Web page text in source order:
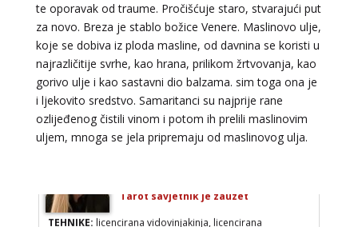
te oporavak od traume. Pročišćuje staro, stvarajući put
za novo. Breza je stablo božice Venere. Maslinovo ulje,
koje se dobiva iz ploda masline, od davnina se koristi u
najrazličitije svrhe, kao hrana, prilikom žrtvovanja, kao
gorivo ulje i kao sastavni dio balzama. sim toga ona je
i ljekovito sredstvo. Samaritanci su najprije rane
ozlijeđenog čistili vinom i potom ih prelili maslinovim
uljem, mnoga se jela pripremaju od maslinovog ulja.
Tarot savjetnik je slobodan
TEHNIKE:tarot, psihološki razgovori
Broj tel: 064/600-600
tel:0,93€ - mob:1,12€ min
TEHNIKE:licencirana vidovinjakinja, licencirana